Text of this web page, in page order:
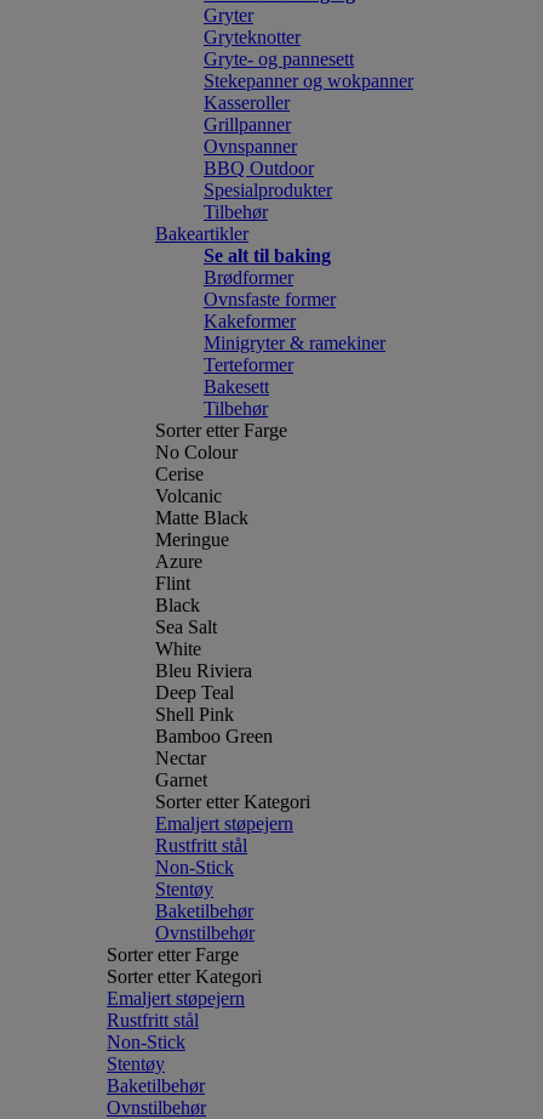
Gryter
Gryteknotter
Gryte- og pannesett
Stekepanner og wokpanner
Kasseroller
Grillpanner
Ovnspanner
BBQ Outdoor
Spesialprodukter
Tilbehør
Bakeartikler
Se alt til baking
Brødformer
Ovnsfaste former
Kakeformer
Minigryter & ramekiner
Terteformer
Bakesett
Tilbehør
Sorter etter Farge
No Colour
Cerise
Volcanic
Matte Black
Meringue
Azure
Flint
Black
Sea Salt
White
Bleu Riviera
Deep Teal
Shell Pink
Bamboo Green
Nectar
Garnet
Sorter etter Kategori
Emaljert støpejern
Rustfritt stål
Non-Stick
Stentøy
Baketilbehør
Ovnstilbehør
Sorter etter Farge
Sorter etter Kategori
Emaljert støpejern
Rustfritt stål
Non-Stick
Stentøy
Baketilbehør
Ovnstilbehør